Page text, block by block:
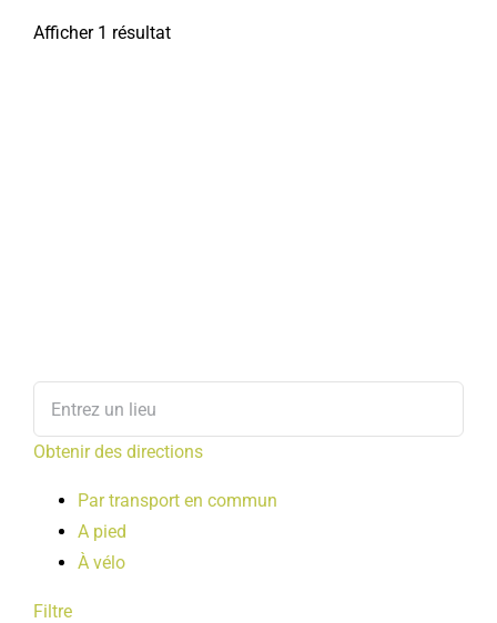
Afficher 1 résultat
Obtenir des directions
Par transport en commun
A pied
À vélo
Filtre